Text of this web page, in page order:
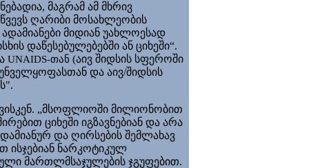
მაგრამ ამ მხრივ
ღარიბი მოსახლეობის
მიდიან უახლოესად
დაწესებულებებში ან ციხეში“.
UNAIDS-თან (აივ შიდსის სფეროში
და აივ/შიდსის
".
„მსოფლიოში მილიონობით
ციხეში იგზავნებიან და არა
და ღირსების შემლახავ
ისჯებიან ნარკოტიკულ
მართლმსაჯულების ჯგუფებით.